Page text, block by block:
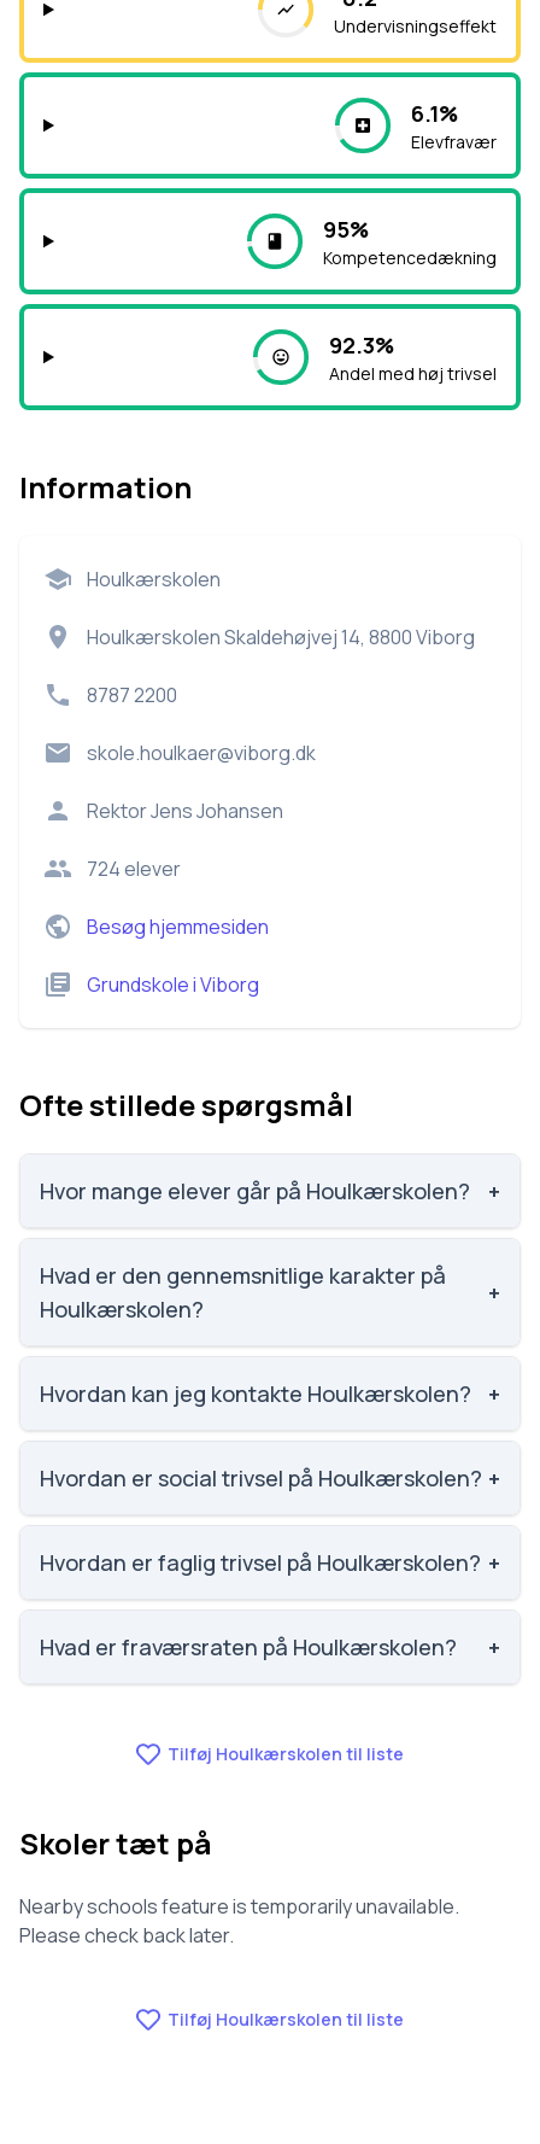
Undervisningseffekt
6.1%
Elevfravær
95%
Kompetencedækning
92.3%
Andel med høj trivsel
Information
Houlkærskolen
Houlkærskolen Skaldehøjvej 14, 8800 Viborg
8787 2200
skole.houlkaer@viborg.dk
RektorJens Johansen
724elever
Besøg hjemmesiden
GrundskoleiViborg
Ofte stillede spørgsmål
Hvor mange elever går på Houlkærskolen? +
Houlkærskolen har 724 elever, hvilket gør den til
nummer 175 ud af 3143 skoler.
Hvad er den gennemsnitlige karakter på
Houlkærskolen?
+
Karaktergennemsnittet på Houlkærskolen er 7,
nummer 950 ud af 3143 skoler.
Hvordan kan jeg kontakte Houlkærskolen? +
Email: skole.houlkaer@viborg.dk. Telefon: 8787
2200. Adresse: Houlkærskolen Skaldehøjvej 14,
Hvordan er social trivsel på Houlkærskolen? +
Social trivsel på Houlkærskolen er 4.1 ud af 5,
nummer 178 ud af 3143 skoler. Scoren er baseret på
Hvordan er faglig trivsel på Houlkærskolen? +
Faglig trivsel på Houlkærskolen er 3.7 ud af 5,
nummer 233 ud af 3143 skoler. Scoren er baseret på
Hvad er fraværsraten på Houlkærskolen? +
Tilføj Houlkærskolen til liste
Skoler tæt på
Nearby schools feature is temporarily unavailable.
Please check back later.
Tilføj Houlkærskolen til liste